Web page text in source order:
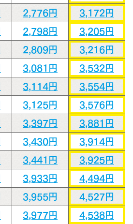
2,776円 3,172円
2,798円 3,205円
2,809円 3,216円
3,081円 3,532円
3,114円 3,554円
3,125円 3,576円
3,397円 3,881円
3,430円 3,914円
3,441円 3,925円
3,933円 4,494円
3,955円 4,527円
3,977円 4,538円